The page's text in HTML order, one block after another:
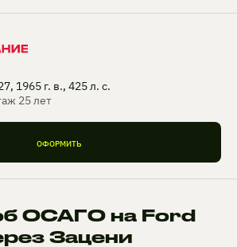
1965 г. в., 425 л. с.
25 лет
ОФОРМИТЬ
ОСАГО на Ford
Зацени